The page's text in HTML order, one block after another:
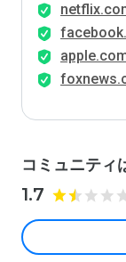
コミュニティ
1.7